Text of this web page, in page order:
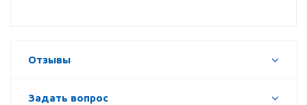
Отзывы
Задать вопрос